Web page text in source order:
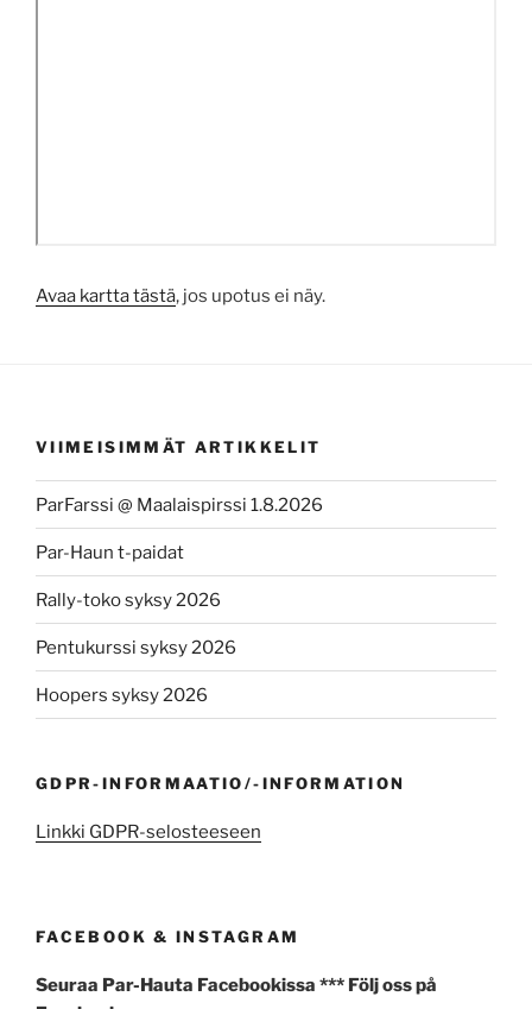
Avaa kartta tästä, jos upotus ei näy.
VIIMEISIMMÄT ARTIKKELIT
ParFarssi @ Maalaispirssi 1.8.2026
Par-Haun t-paidat
Rally-toko syksy 2026
Pentukurssi syksy 2026
Hoopers syksy 2026
GDPR-INFORMAATIO/-INFORMATION
Linkki GDPR-selosteeseen
FACEBOOK & INSTAGRAM
Seuraa Par-Hauta Facebookissa *** Följ oss på